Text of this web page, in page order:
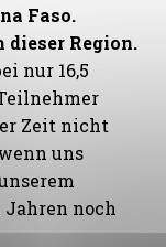
Faso.
dieser Region.
nur 16,5
Zeit nicht
uns
noch